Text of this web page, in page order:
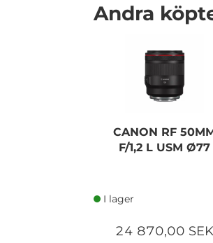
Andra
CANON RF
F/1,2 L USM Ø77
I lager
24 870,00 SEK